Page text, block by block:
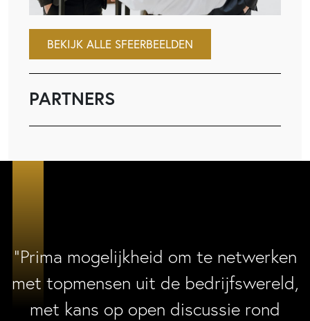
BEKIJK ALLE SFEERBEELDEN
PARTNERS
“Prima mogelijkheid om te netwerken
met topmensen uit de bedrijfswereld,
met kans op open discussie rond